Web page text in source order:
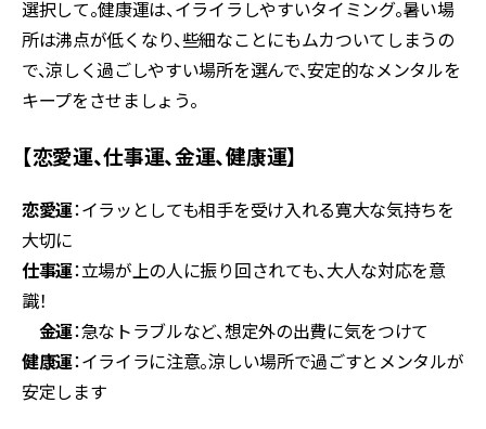
選択して。健康運は、イライラしやすいタイミング。暑い場
所は沸点が低くなり、些細なことにもムカついてしまうの
で、涼しく過ごしやすい場所を選んで、安定的なメンタルを
キープをさせましょう。
【恋愛運、仕事運、金運、健康運】
恋愛運：イラッとしても相手を受け入れる寛大な気持ちを
大切に
仕事運：立場が上の人に振り回されても、大人な対応を意
識！
金運：急なトラブルなど、想定外の出費に気をつけて
健康運：イライラに注意。涼しい場所で過ごすとメンタルが
安定します